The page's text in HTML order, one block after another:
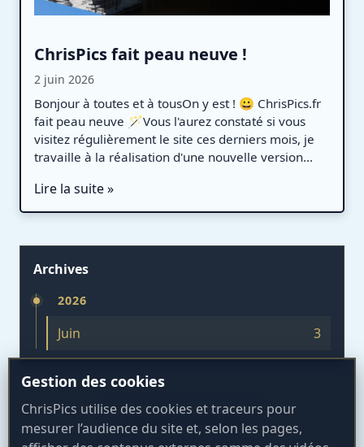
ChrisPics fait peau neuve !
2 juin 2026
Bonjour à toutes et à tousOn y est ! 😀 ChrisPics.fr
fait peau neuve 🪄Vous l'aurez constaté si vous
visitez régulièrement le site ces derniers mois, je
travaille à la réalisation d'une nouvelle version...
Lire la suite »
Archives
2026
Juin 3
« Retour à l'accueil
Gestion des cookies
ChrisPics utilise des cookies et traceurs pour
mesurer l’audience du site et, selon les pages,